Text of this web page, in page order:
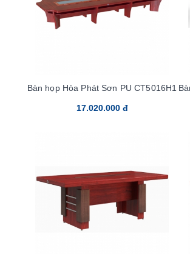
Bàn họp Hòa Phát Sơn PU CT5016H1
17.020.000 đ